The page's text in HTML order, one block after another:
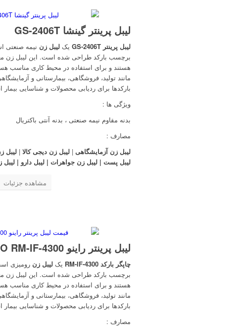
لیبل پرینتر گینشا GS-2406T
لیبل پرینتر GS-2406T یک لیبل زن نیمه صنعتی
برچسب بارکد طراحی شده است. این لیبل زن
هستند و برای استفاده در محیط کاری مناسب
مانند تولید، فروشگاهی، بیمارستانی و
بارکدها برای ردیابی محصولات و شناسایی
ویژگی ها :
بدنه مقاوم نیمه صنعتی ، بدنه آنتی باکتریال
مصارف :
لیبل زن آزمایشگاهی |لیبل زن دیجی کالا |لیبل
لیبل پست | لیبل زن جواهرات | لیبل دارو | لیبل
مشاهده جزئیات
لیبل پرینتر راینو RHINO RM-IF-4300
چاپگر بارکد RM-IF-4300 یک لیبل زن رومیزی
برچسب بارکد طراحی شده است. این لیبل زن
هستند و برای استفاده در محیط کاری مناسب
مانند تولید، فروشگاهی، بیمارستانی و
بارکدها برای ردیابی محصولات و شناسایی
مصارف :